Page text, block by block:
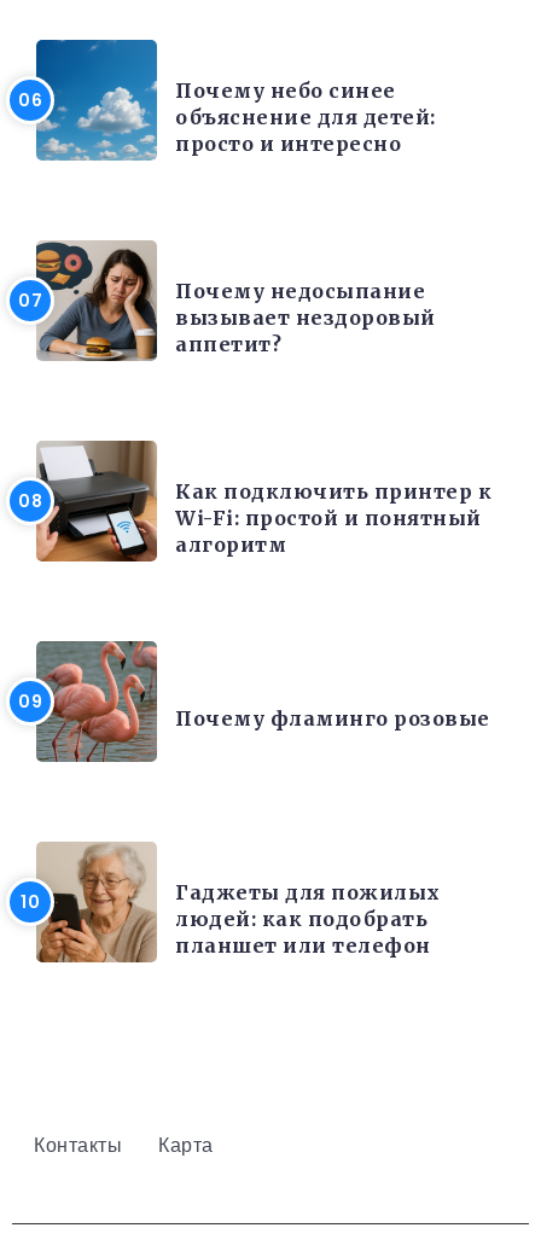
Почему небо синее
объяснение для детей:
просто и интересно
Почему недосыпание
вызывает нездоровый
аппетит?
Как подключить принтер к
Wi-Fi: простой и понятный
алгоритм
Почему фламинго розовые
Гаджеты для пожилых
людей: как подобрать
планшет или телефон
Контакты Карта